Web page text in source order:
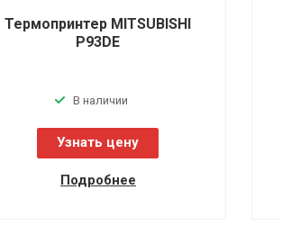
Термопринтер MITSUBISHI
P93DE
В наличии
Узнать цену
Подробнее